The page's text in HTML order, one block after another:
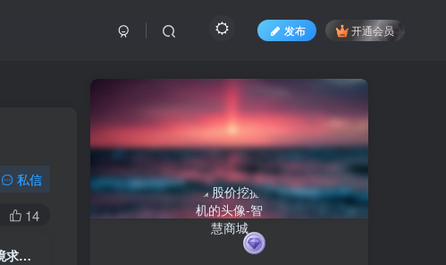
发布 开通会员
私信
14
「黄河旋风」600172黄河旋风盈利难题：超硬材料龙头如何逆境求生？